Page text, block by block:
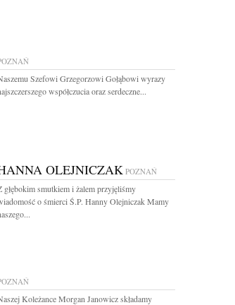
Szefowi Grzegorzowi Gołąbowi wyrazy
współczucia oraz serdeczne...
OLEJNICZAK POZNAŃ
głębokim smutkiem i żalem przyjęliśmy
o śmierci Ś.P. Hanny Olejniczak Mamy
Koleżance Morgan Janowicz składamy